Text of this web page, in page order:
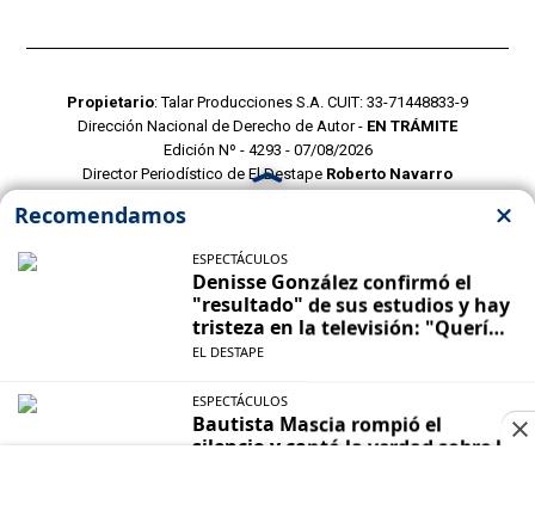
Propietario: Talar Producciones S.A. CUIT: 33-71448833-9
Dirección Nacional de Derecho de Autor - EN TRÁMITE
Edición Nº - 4293 - 07/08/2026
Director Periodístico de El Destape Roberto Navarro
POLITICAS DE PRIVACIDAD
CONTACTO COMERCIAL
CONTACTO EDITORIAL
Mustang Cloud- CMS para portales de noticias